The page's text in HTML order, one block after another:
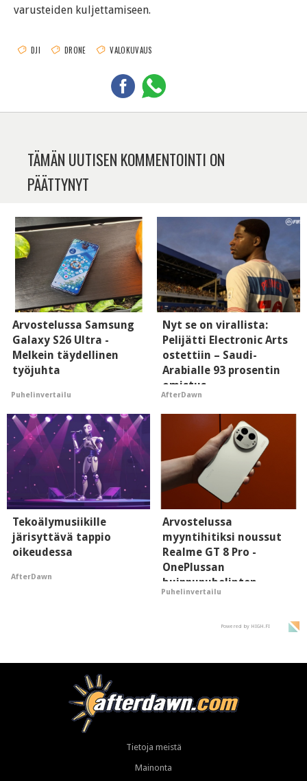
varusteiden kuljettamiseen.
DJI DRONE VALOKUVAUS
TÄMÄN UUTISEN KOMMENTOINTI ON
PÄÄTTYNYT
Arvostelussa Samsung
Galaxy S26 Ultra -
Melkein täydellinen
työjuhta
Puhelinvertailu
Nyt se on virallista:
Pelijätti Electronic Arts
ostettiin – Saudi-
Arabialle 93 prosentin
omistus
AfterDawn
Tekoälymusiikille
järisyttävä tappio
oikeudessa
AfterDawn
Arvostelussa
myyntihitiksi noussut
Realme GT 8 Pro -
OnePlussan
huippupuhelinten
"perillinen"
Puhelinvertailu
Powered by HIGH.FI
Tietoja meistä
Mainonta